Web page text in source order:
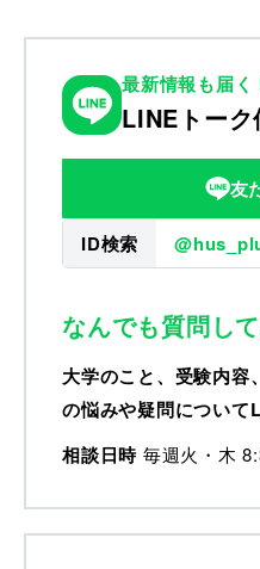
最新情報も届く
LINEトー
友
ID検索
なんでも質問し
大学のこと、受験内容
の悩みや疑問について
相談日時 毎週火・木